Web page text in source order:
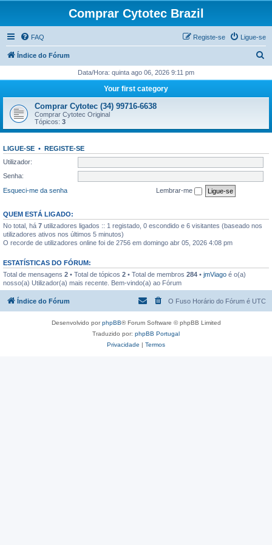
Comprar Cytotec Brazil
FAQ Ligue-se
Registe-se
Índice do Fórum
q
i
Data/Hora: quinta ago 06, 2026 9:11 pm
Your first category
Comprar Cytotec (34) 99716-6638
Comprar Cytotec Original
Tópicos: 3
LIGUE-SE • REGISTE-SE
Utilizador:
Senha:
Esqueci-me da senha
Lembrar-me
QUEM ESTÁ LIGADO:
No total, há 7 utilizadores ligados :: 1 registado, 0 escondido e 6 visitantes (baseado nos
utilizadores ativos nos últimos 5 minutos)
O recorde de utilizadores online foi de 2756 em domingo abr 05, 2026 4:08 pm
ESTATÍSTICAS DO FÓRUM:
Total de mensagens 2 • Total de tópicos 2 • Total de membros 284 • jmViago é o(a)
nosso(a) Utilizador(a) mais recente. Bem-vindo(a) ao Fórum
Índice do Fórum O Fuso Horário do Fórum é UTC
Desenvolvido porphpBB® Forum Software © phpBB Limited
Traduzido por: phpBB Portugal
Privacidade | Termos